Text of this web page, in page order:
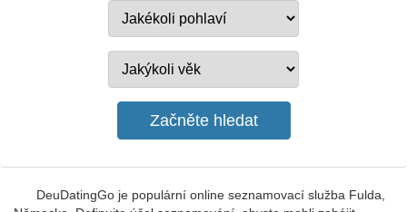
DeuDatingGo je populární online seznamovací služba Fulda,